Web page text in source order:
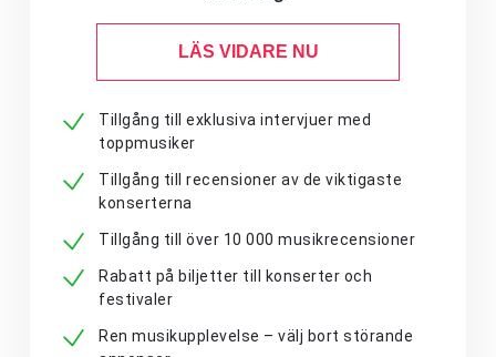
LÄS VIDARE NU
Tillgång till exklusiva intervjuer med
toppmusiker
Tillgång till recensioner av de viktigaste
konserterna
Tillgång till över 10 000 musikrecensioner
Rabatt på biljetter till konserter och
festivaler
Ren musikupplevelse – välj bort störande